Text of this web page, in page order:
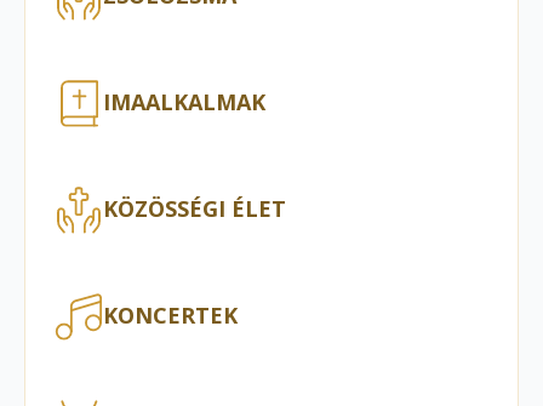
IMAALKALMAK
KÖZÖSSÉGI ÉLET
KONCERTEK